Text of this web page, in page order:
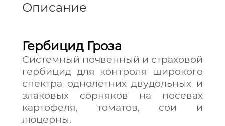
Описание
Гербицид Гроза
Системный почвенный и страховой
гербицид для контроля широкого
спектра однолетних двудольных и
злаковых сорняков на посевах
картофеля, томатов, сои и
люцерны.